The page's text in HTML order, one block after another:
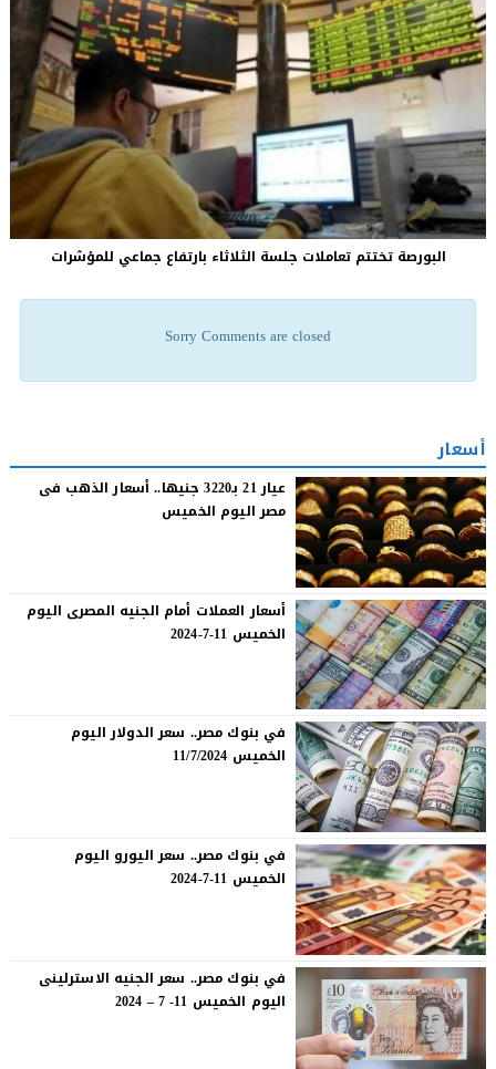
البورصة تختتم تعاملات جلسة الثلاثاء بارتفاع جماعي للمؤشرات
Sorry Comments are closed
أسعار
عيار 21 بـ3220 جنيها.. أسعار الذهب فى
مصر اليوم الخميس
أسعار العملات أمام الجنيه المصرى اليوم
الخميس 11-7-2024
في بنوك مصر.. سعر الدولار اليوم
الخميس 11/7/2024
في بنوك مصر.. سعر اليورو اليوم
الخميس 11-7-2024
في بنوك مصر.. سعر الجنيه الاسترلينى
اليوم الخميس 11- 7 – 2024